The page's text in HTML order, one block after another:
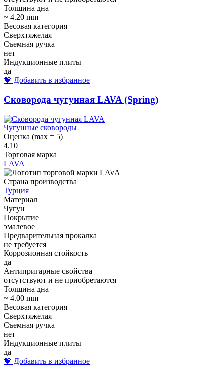
Толщина дна
~ 4.20 mm
Весовая категория
Сверхтяжелая
Съемная ручка
нет
Индукционные плиты
да
💖 Добавить в избранное
Сковорода чугунная LAVA (Spring)
Чугунные сковороды
Оценка (max = 5)
4.10
Торговая марка
LAVA
Страна производства
Турция
Материал
Чугун
Покрытие
эмалевое
Предварительная прокалка
не требуется
Коррозионная стойкость
да
Антипригарные свойства
отсутствуют и не приобретаются
Толщина дна
~ 4.00 mm
Весовая категория
Сверхтяжелая
Съемная ручка
нет
Индукционные плиты
да
💖 Добавить в избранное